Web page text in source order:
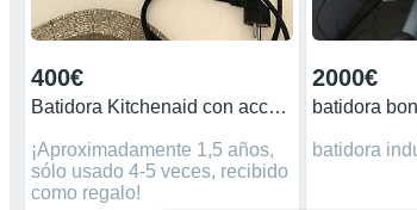
400€
Batidora Kitchenaid con accesorios
¡Aproximadamente 1,5 años,
sólo usado 4-5 veces, recibido
como regalo!
2000€
batidora
batidora